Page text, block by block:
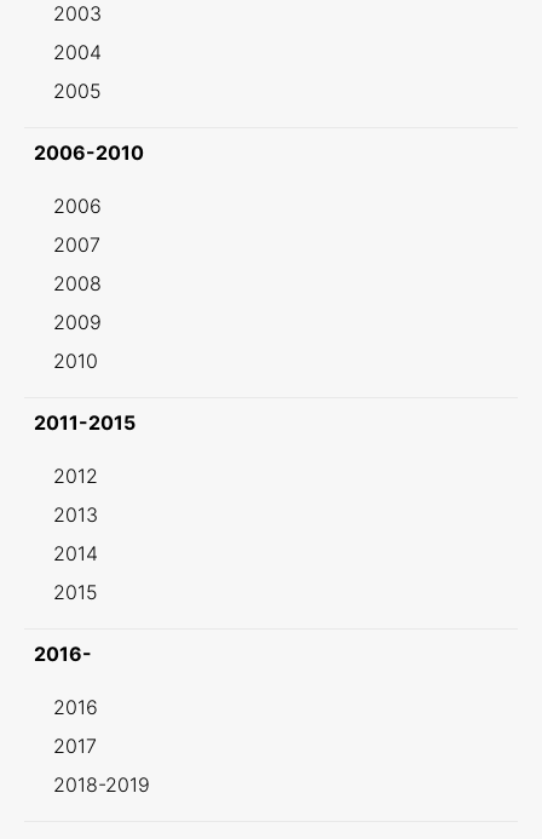
2003
2004
2005
2006-2010
2006
2007
2008
2009
2010
2011-2015
2012
2013
2014
2015
2016-
2016
2017
2018-2019